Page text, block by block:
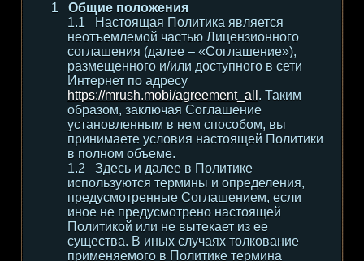
Общие положения
Настоящая Политика является
неотъемлемой частью Лицензионного
соглашения (далее – «Соглашение»),
размещенного и/или доступного в сети
Интернет по адресу
https://mrush.mobi/agreement_all . Таким
образом, заключая Соглашение
установленным в нем способом, вы
принимаете условия настоящей Политики
в полном объеме.
Здесь и далее в Политике
используются термины и определения,
предусмотренные Соглашением, если
иное не предусмотрено настоящей
Политикой или не вытекает из ее
существа. В иных случаях толкование
применяемого в Политике термина